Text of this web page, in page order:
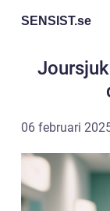
SENSIST.se
06 februari